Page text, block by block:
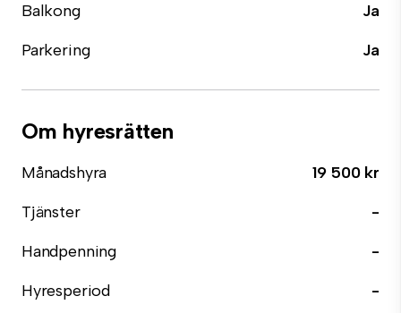
Balkong
Ja
Parkering
Ja
Om hyresrätten
Månadshyra
19 500 kr
Tjänster
-
Handpenning
-
Hyresperiod
-